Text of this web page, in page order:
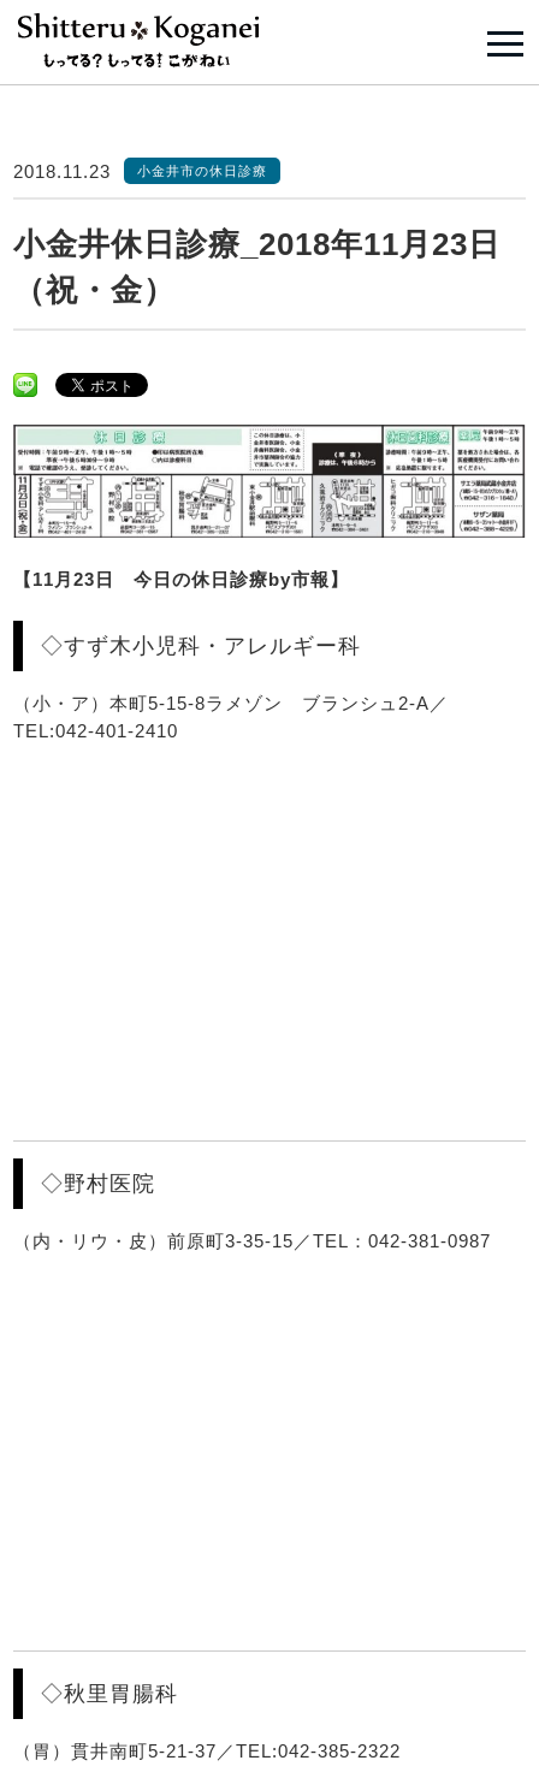
2018.11.23 小金井市の休日診療
小金井休日診療_2018年11月23日
（祝・金）
【11月23日 今日の休日診療by市報】
◇すず木小児科・アレルギー科
（小・ア）本町5-15-8ラメゾン ブランシュ2-A／
TEL:042-401-2410
◇野村医院
（内・リウ・皮）前原町3-35-15／TEL：042-381-0987
◇秋里胃腸科
（胃）貫井南町5-21-37／TEL:042-385-2322